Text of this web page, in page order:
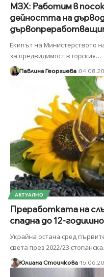
МЗХ: Работим в
дейността на
Екипът на Министерството
за предвидимост в горския…
Павлина Георгиева
АКТУАЛНО
Преработката на
спадна до 12-
Украйна остана сред
света през 2022/23 стопанска
Юлиана Стоичкова